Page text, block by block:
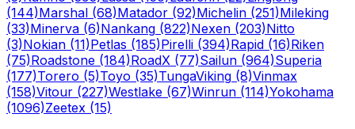
(144)Marshal (68)Matador (92)Michelin (251)Mileking
(33)Minerva (6)Nankang (822)Nexen (203)Nitto
(3)Nokian (11)Petlas (185)Pirelli (394)Rapid (16)Riken
(75)Roadstone (184)RoadX (77)Sailun (964)Superia
(177)Torero (5)Toyo (35)TungaViking (8)Vinmax
(158)Vitour (227)Westlake (67)Winrun (114)Yokohama
(1096)Zeetex (15)